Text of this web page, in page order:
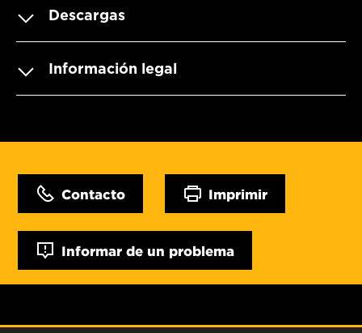
Descargas
Información legal
Contacto Imprimir
Informar de un problema